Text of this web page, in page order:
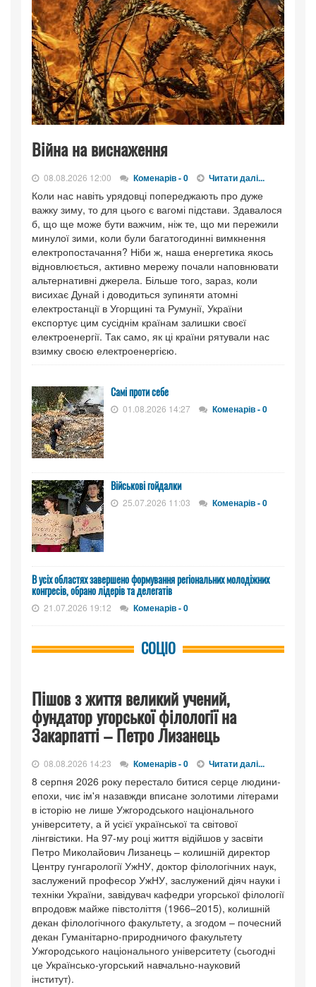
Війна на виснаження
08.08.2026 12:00 Коменарів - 0 Читати далі...
Коли нас навіть урядовці попереджають про дуже
важку зиму, то для цього є вагомі підстави. Здавалося
б, що ще може бути важчим, ніж те, що ми пережили
минулої зими, коли були багатогодинні вимкнення
електропостачання? Ніби ж, наша енергетика якось
відновлюється, активно мережу почали наповнювати
альтернативні джерела. Більше того, зараз, коли
висихає Дунай і доводиться зупиняти атомні
електростанції в Угорщині та Румунії, України
експортує цим сусіднім країнам залишки своєї
електроенергії. Так само, як ці країни рятували нас
взимку своєю електроенергією.
Самі проти себе
01.08.2026 14:27 Коменарів - 0
Військові гойдалки
25.07.2026 11:03 Коменарів - 0
В усіх областях завершено формування регіональних молодіжних
конгресів, обрано лідерів та делегатів
21.07.2026 19:12 Коменарів - 0
СОЦІО
Пішов з життя великий учений,
фундатор угорської філології на
Закарпатті – Петро Лизанець
08.08.2026 14:23 Коменарів - 0 Читати далі...
8 серпня 2026 року перестало битися серце людини-
епохи, чиє ім'я назавжди вписане золотими літерами
в історію не лише Ужгородського національного
університету, а й усієї української та світової
лінгвістики. На 97-му році життя відійшов у засвіти
Петро Миколайович Лизанець – колишній директор
Центру гунгарології УжНУ, доктор філологічних наук,
заслужений професор УжНУ, заслужений діяч науки і
техніки України, завідувач кафедри угорської філології
впродовж майже півстоліття (1966–2015), колишній
декан філологічного факультету, а згодом – почесний
декан Гуманітарно-природничого факультету
Ужгородського національного університету (сьогодні
це Українсько-угорський навчально-науковий
інститут).